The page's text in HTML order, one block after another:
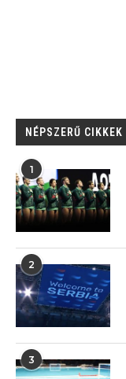
NÉPSZERŰ CIKKEK
1
2
3